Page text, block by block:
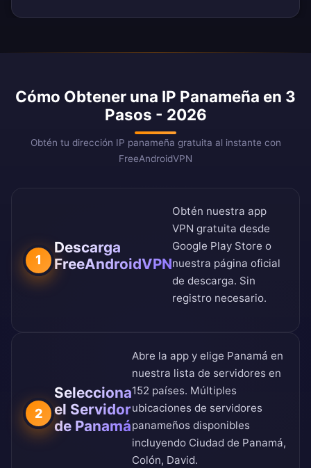
Cómo Obtener una IP Panameña en 3
Pasos - 2026
Obtén tu dirección IP panameña gratuita al instante con
FreeAndroidVPN
1
Descarga
FreeAndroidVPN
Obtén nuestra app
VPN gratuita desde
Google Play Store o
nuestra página oficial
de descarga. Sin
registro necesario.
2
Selecciona
el Servidor
de Panamá
Abre la app y elige Panamá en
nuestra lista de servidores en
152 países. Múltiples
ubicaciones de servidores
panameños disponibles
incluyendo Ciudad de Panamá,
Colón, David.